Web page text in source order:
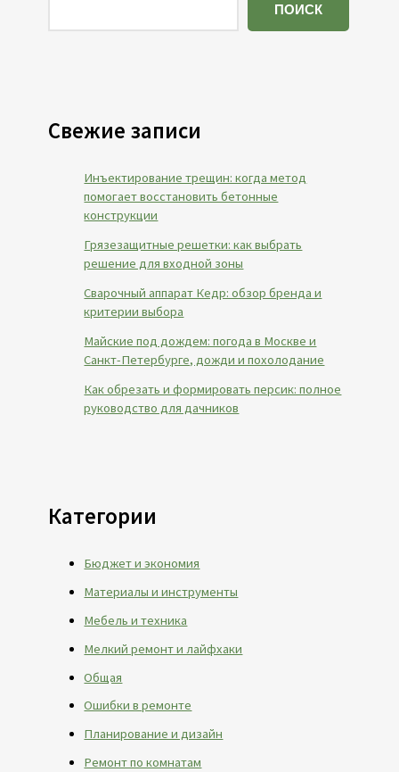
ПОИСК
Свежие записи
Инъектирование трещин: когда метод
помогает восстановить бетонные
конструкции
Грязезащитные решетки: как выбрать
решение для входной зоны
Сварочный аппарат Кедр: обзор бренда и
критерии выбора
Майские под дождем: погода в Москве и
Санкт-Петербурге, дожди и похолодание
Как обрезать и формировать персик: полное
руководство для дачников
Категории
Бюджет и экономия
Материалы и инструменты
Мебель и техника
Мелкий ремонт и лайфхаки
Общая
Ошибки в ремонте
Планирование и дизайн
Ремонт по комнатам